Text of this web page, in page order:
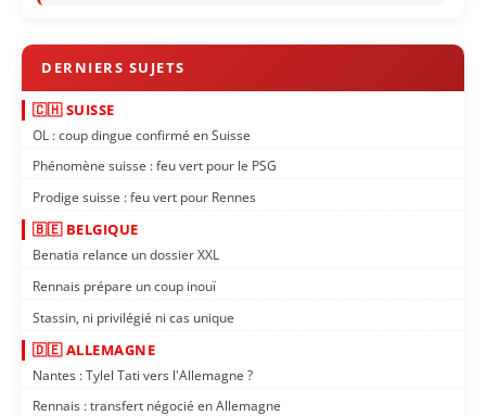
🇨🇭 SUISSE
OL : coup dingue confirmé en Suisse
Phénomène suisse : feu vert pour le PSG
Prodige suisse : feu vert pour Rennes
🇧🇪 BELGIQUE
Benatia relance un dossier XXL
Rennais prépare un coup inouï
Stassin, ni privilégié ni cas unique
🇩🇪 ALLEMAGNE
Nantes : Tylel Tati vers l'Allemagne ?
Rennais : transfert négocié en Allemagne